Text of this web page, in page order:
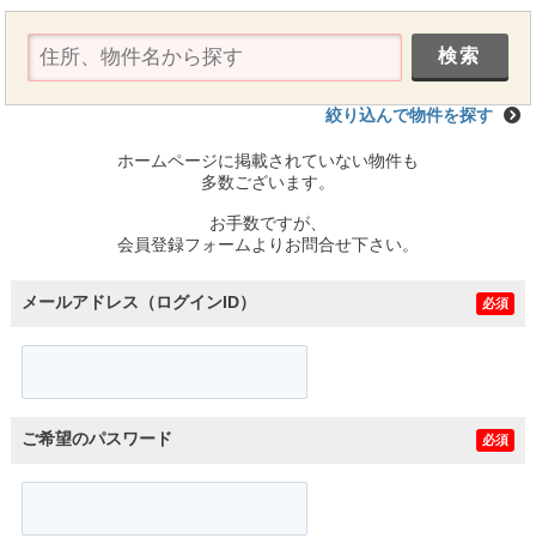
絞り込んで物件を探す
ホームページに掲載されていない物件も
多数ございます。
お手数ですが、
会員登録フォームよりお問合せ下さい。
メールアドレス（ログインID） 必須
ご希望のパスワード 必須